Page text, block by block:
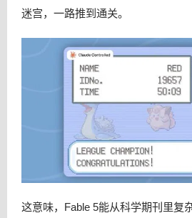
迷宫，一路推到通关。
这意味，Fable 5能从科学期刊里复